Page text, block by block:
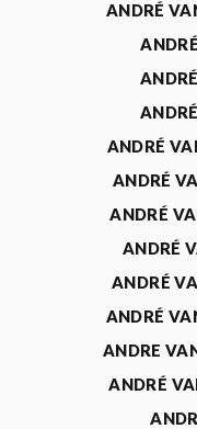
ANDRÉ
ANDRÉ
ANDRÉ
ANDRÉ
ANDRÉ
ANDRÉ
ANDRÉ
ANDRE
ANDRÉ